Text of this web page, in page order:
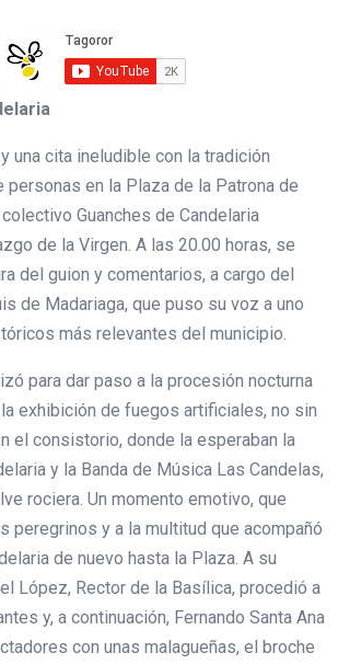
una cita ineludible con la tradición
personas en la Plaza de la Patrona de
Guanches de Candelaria
de la Virgen. A las 20.00 horas, se
del guion y comentarios, a cargo del
de Madariaga, que puso su voz a uno
más relevantes del municipio.
para dar paso a la procesión nocturna
exhibición de fuegos artificiales, no sin
el consistorio, donde la esperaban la
y la Banda de Música Las Candelas,
rociera. Un momento emotivo, que
peregrinos y a la multitud que acompañó
de nuevo hasta la Plaza. A su
López, Rector de la Basílica, procedió a
y, a continuación, Fernando Santa Ana
con unas malagueñas, el broche